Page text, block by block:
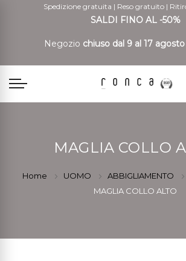
Spedizione gratuita | Reso gratuito |
SALDI FINO AL -50%
Negozio chiuso dal 9 al 17 agosto
MAGLIA COLLO
Home UOMO ABBIGLIAMENTO
MAGLIA COLLO ALTO